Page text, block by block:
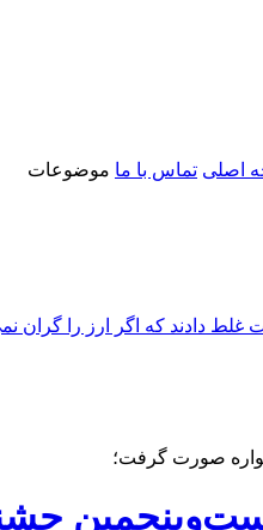
اصلی تماس با ما موضوعات
غلط دادند که اگر ارز را
صورت گرفت؛
بیست‌وپنجمین